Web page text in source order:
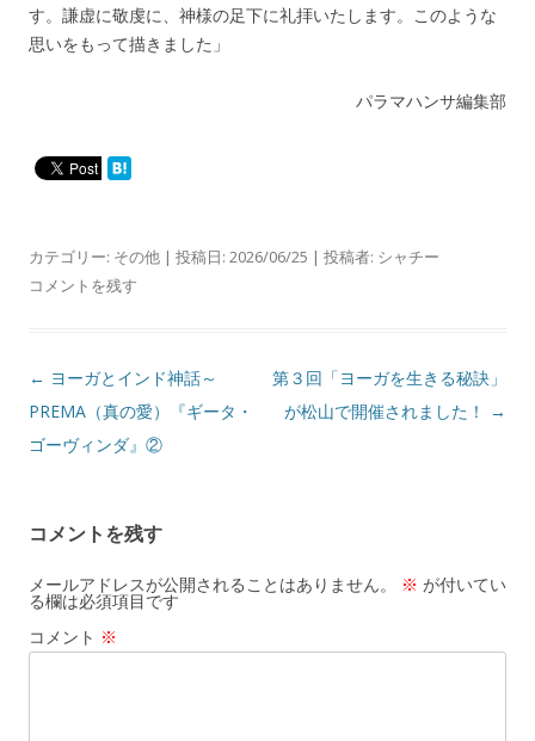
す。謙虚に敬虔に、神様の足下に礼拝いたします。このような
思いをもって描きました」
パラマハンサ編集部
カテゴリー: その他 | 投稿日: 2026/06/25 | 投稿者: シャチー
コメントを残す
投
稿
ナ
ー
シ
ョ
ン
← ヨーガとインド神話～
PREMA（真の愛）『ギータ・
ゴーヴィンダ』②
第３回「ヨーガを生きる秘訣」
が松山で開催されました！
→
コメントを残す
メールアドレスが公開されることはありません。 ※ が付いてい
る欄は必須項目です
コメント ※